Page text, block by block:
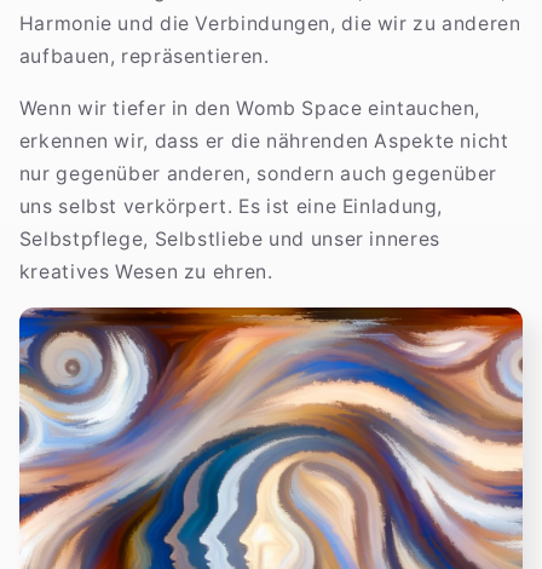
Harmonie und die Verbindungen, die wir zu anderen
aufbauen, repräsentieren.
Wenn wir tiefer in den Womb Space eintauchen,
erkennen wir, dass er die nährenden Aspekte nicht
nur gegenüber anderen, sondern auch gegenüber
uns selbst verkörpert. Es ist eine Einladung,
Selbstpflege, Selbstliebe und unser inneres
kreatives Wesen zu ehren.